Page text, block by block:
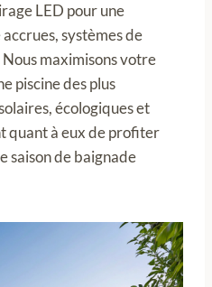
LED pour une
systèmes de
maximisons votre
piscine des plus
écologiques et
quant à eux de profiter
saison de baignade